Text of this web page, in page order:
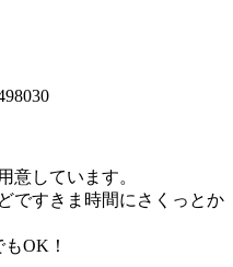
意しています。
ですきま時間にさくっとか
OK！